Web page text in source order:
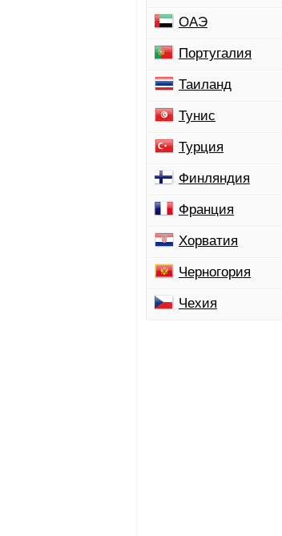
ОАЭ
Португалия
Таиланд
Тунис
Турция
Финляндия
Франция
Хорватия
Черногория
Чехия